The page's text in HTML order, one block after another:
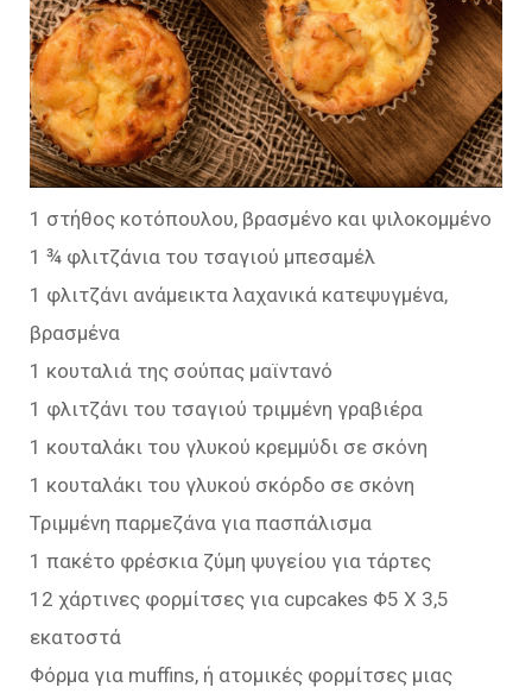
1 στήθος κοτόπουλου, βρασμένο και ψιλοκομμένο
1 ¾ φλιτζάνια του τσαγιού μπεσαμέλ
1 φλιτζάνι ανάμεικτα λαχανικά κατεψυγμένα,
βρασμένα
1 κουταλιά της σούπας μαϊντανό
1 φλιτζάνι του τσαγιού τριμμένη γραβιέρα
1 κουταλάκι του γλυκού κρεμμύδι σε σκόνη
1 κουταλάκι του γλυκού σκόρδο σε σκόνη
Τριμμένη παρμεζάνα για πασπάλισμα
1 πακέτο φρέσκια ζύμη ψυγείου για τάρτες
12 χάρτινες φορμίτσες για cupcakes Φ5 Χ 3,5
εκατοστά
Φόρμα για muffins, ή ατομικές φορμίτσες μιας